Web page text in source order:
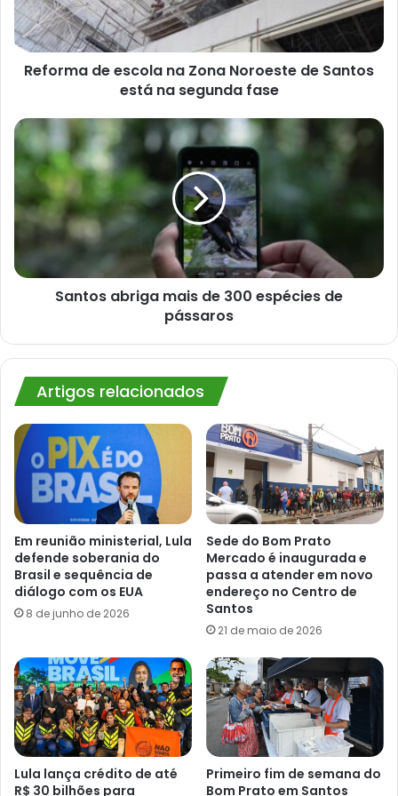
de
Santos
está
naReforma de escola na Zona Noroeste de Santos
está na segunda fase
Santos
abriga
mais
de
300
espécies
pássaros
Santos abriga mais de 300 espécies de
pássaros
Artigos relacionados
Em reunião ministerial, Lula
defende soberania do
Brasil e sequência de
diálogo com os EUA
8 de junho de 2026
Sede do Bom Prato
Mercado é inaugurada e
passa a atender em novo
endereço no Centro de
Santos
21 de maio de 2026
Lula lança crédito de até
R$ 30 bilhões para
Primeiro fim de semana do
Bom Prato em Santos